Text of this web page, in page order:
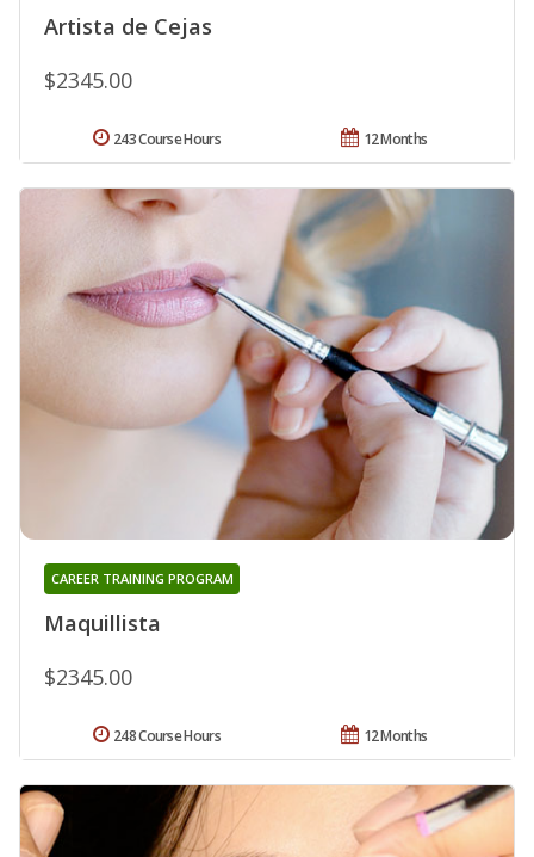
Artista de Cejas
$2345.00
12 Months
243 Course Hours
Maquillista
CAREER TRAINING PROGRAM
$2345.00
12 Months
248 Course Hours